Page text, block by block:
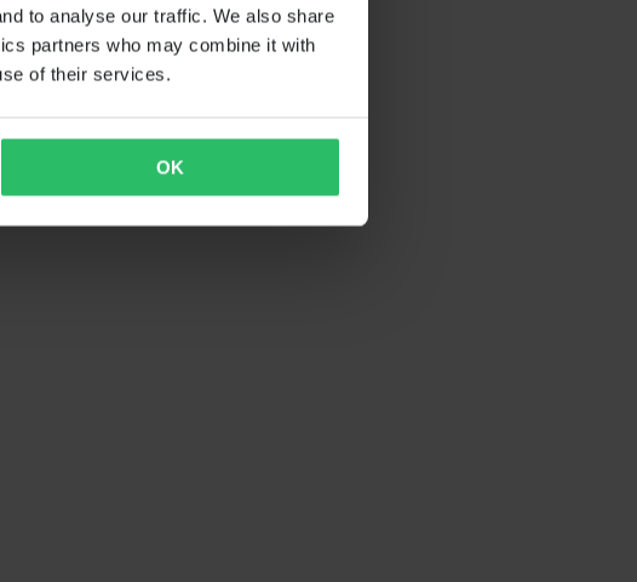
to analyse our traffic. We also share
partners who may combine it with
of their services.
OK